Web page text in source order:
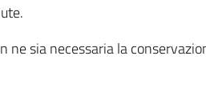
sia necessaria la